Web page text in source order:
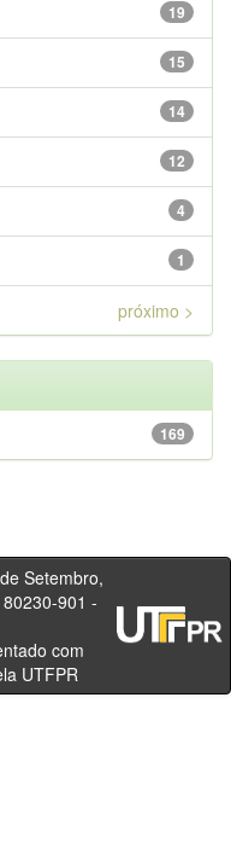
19
15
14
12
4
1
próximo >
169
901 -
Brasil
com
UTFPR